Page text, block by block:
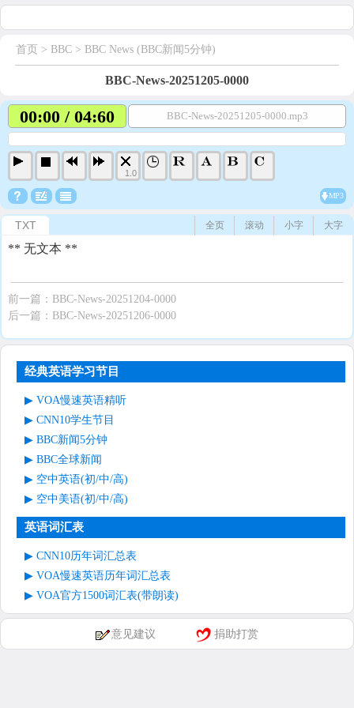
首页 > BBC > BBC News (BBC新闻5分钟)
BBC-News-20251205-0000
00:00 / 04:60 BBC-News-20251205-0000.mp3
1.0
MP3
TXT 大字
小字
滚动
全页
** 无文本 **
前一篇： BBC-News-20251204-0000
后一篇： BBC-News-20251206-0000
经典英语学习节目
VOA慢速英语精听
CNN10学生节目
BBC新闻5分钟
BBC全球新闻
空中英语(初/中/高)
空中美语(初/中/高)
英语词汇表
CNN10历年词汇总表
VOA慢速英语历年词汇总表
VOA官方1500词汇表(带朗读)
意见建议 捐助打赏